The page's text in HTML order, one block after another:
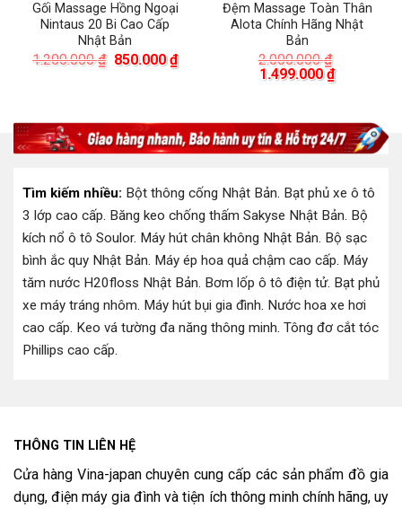
Gối Massage Hồng Ngoại
Nintaus 20 Bi Cao Cấp
Nhật Bản
1.200.000₫ Giá
850.000₫Giá
hiện
Đệm Massage Toàn Thân
Alota Chính Hãng Nhật
Bản
2.000.000₫
Giá
1.499.000₫Giá
hiện
1.499.000
Tìm kiếm nhiều: Bột thông cống Nhật Bản. Bạt phủ xe ô tô
3 lớp cao cấp. Băng keo chống thấm Sakyse Nhật Bản. Bộ
kích nổ ô tô Soulor. Máy hút chân không Nhật Bản. Bộ sạc
bình ắc quy Nhật Bản. Máy ép hoa quả chậm cao cấp. Máy
tăm nước H20floss Nhật Bản. Bơm lốp ô tô điện tử. Bạt phủ
xe máy tráng nhôm. Máy hút bụi gia đình. Nước hoa xe hơi
cao cấp. Keo vá tường đa năng thông minh. Tông đơ cắt tóc
Phillips cao cấp.
THÔNG TIN LIÊN HỆ
Cửa hàng Vina-japan chuyên cung cấp các sản phẩm đồ gia
dụng, điện máy gia đình và tiện ích thông minh chính hãng, uy